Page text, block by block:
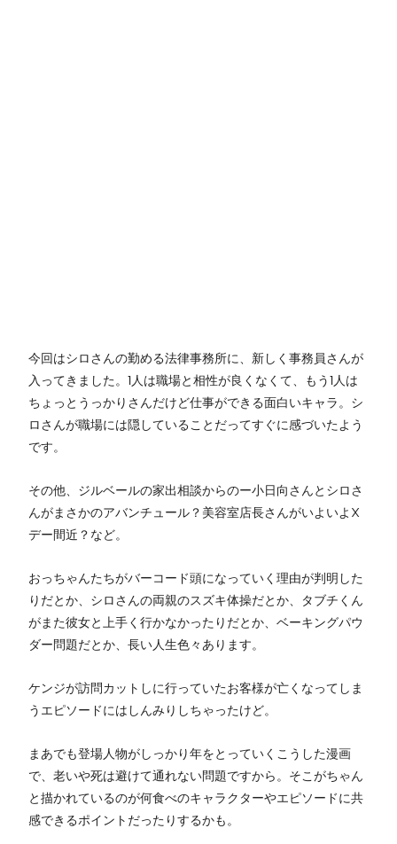
今回はシロさんの勤める法律事務所に、新しく事務員さんが
入ってきました。1人は職場と相性が良くなくて、もう1人は
ちょっとうっかりさんだけど仕事ができる面白いキャラ。シ
ロさんが職場には隠していることだってすぐに感づいたよう
です。
その他、ジルベールの家出相談からのー小日向さんとシロさ
んがまさかのアバンチュール？美容室店長さんがいよいよX
デー間近？など。
おっちゃんたちがバーコード頭になっていく理由が判明した
りだとか、シロさんの両親のスズキ体操だとか、タブチくん
がまた彼女と上手く行かなかったりだとか、ベーキングパウ
ダー問題だとか、長い人生色々あります。
ケンジが訪問カットしに行っていたお客様が亡くなってしま
うエピソードにはしんみりしちゃったけど。
まあでも登場人物がしっかり年をとっていくこうした漫画
で、老いや死は避けて通れない問題ですから。そこがちゃん
と描かれているのが何食べのキャラクターやエピソードに共
感できるポイントだったりするかも。